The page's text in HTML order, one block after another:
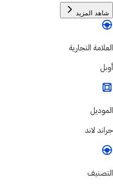
شاهد المزيد
العلامة التجارية
أوبل
الموديل
جراند لاند
التصنيف